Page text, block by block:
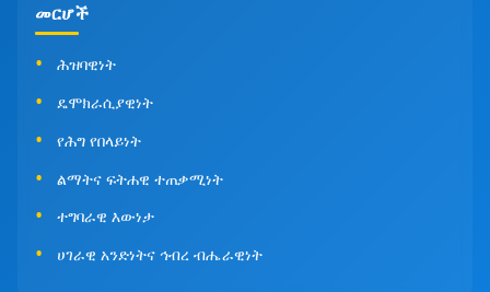
መርሆች
ሕዝባዊነት
ዴሞክራሲያዊነት
የሕግ የበላይነት
ልማትና ፍትሐዊ ተጠቃሚነት
ተግባራዊ እውነታ
ሀገራዊ አንድነትና ኅብረ ብሔራዊነት